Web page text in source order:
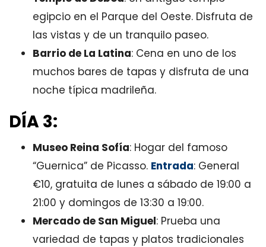
egipcio en el Parque del Oeste. Disfruta de
las vistas y de un tranquilo paseo.
Barrio de La Latina: Cena en uno de los
muchos bares de tapas y disfruta de una
noche típica madrileña.
DÍA 3:
Museo Reina Sofía: Hogar del famoso
“Guernica” de Picasso. Entrada: General
€10, gratuita de lunes a sábado de 19:00 a
21:00 y domingos de 13:30 a 19:00.
Mercado de San Miguel: Prueba una
variedad de tapas y platos tradicionales